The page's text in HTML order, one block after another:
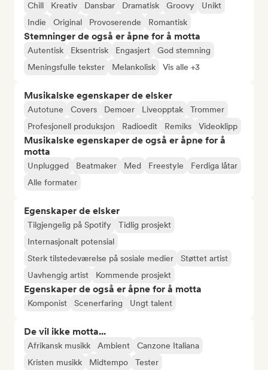
Chill Kreativ Dansbar Dramatisk Groovy
Unikt
Indie
Original Provoserende Romantisk
Stemninger de også er åpne for å motta
Autentisk Eksentrisk Engasjert
God stemning
Meningsfulle tekster
Melankolisk Vis alle +3
Musikalske egenskaper de elsker
Autotune Covers Demoer Liveopptak
Trommer
Profesjonell produksjon
Radioedit Remiks Videoklipp
Musikalske egenskaper de også er åpne for å
motta
Unplugged Beatmaker Med Freestyle
Ferdiga låtar
Alle formater
Egenskaper de elsker
Tilgjengelig på Spotify
Tidlig prosjekt
Internasjonalt potensial
Sterk tilstedeværelse på sosiale medier
Støttet artist
Uavhengig artist
Kommende prosjekt
Egenskaper de også er åpne for å motta
Komponist Scenerfaring Ungt talent
De vil ikke motta...
Afrikansk musikk Ambient
Canzone Italiana
Kristen musikk
Midtempo Tester